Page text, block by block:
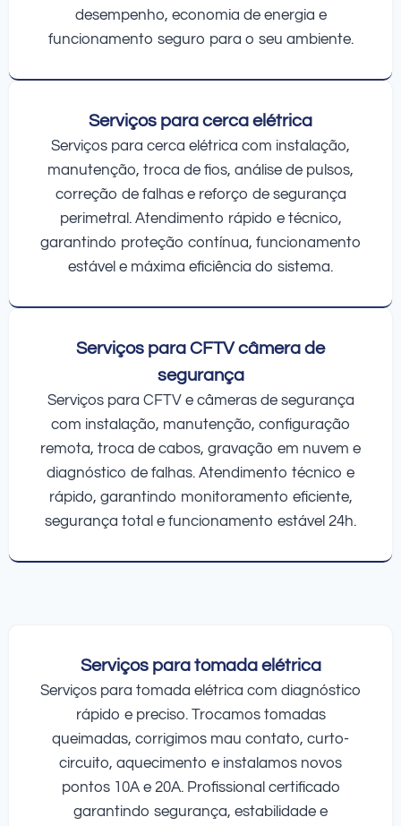
desempenho, economia de energia e
funcionamento seguro para o seu ambiente.
Serviços para cerca elétrica
Serviços para cerca elétrica com instalação,
manutenção, troca de fios, análise de pulsos,
correção de falhas e reforço de segurança
perimetral. Atendimento rápido e técnico,
garantindo proteção contínua, funcionamento
estável e máxima eficiência do sistema.
Serviços para CFTV câmera de
segurança
Serviços para CFTV e câmeras de segurança
com instalação, manutenção, configuração
remota, troca de cabos, gravação em nuvem e
diagnóstico de falhas. Atendimento técnico e
rápido, garantindo monitoramento eficiente,
segurança total e funcionamento estável 24h.
Serviços para tomada elétrica
Serviços para tomada elétrica com diagnóstico
rápido e preciso. Trocamos tomadas
queimadas, corrigimos mau contato, curto-
circuito, aquecimento e instalamos novos
pontos 10A e 20A. Profissional certificado
garantindo segurança, estabilidade e